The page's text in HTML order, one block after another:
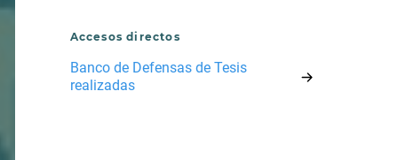
Accesos directos
Banco de Defensas de Tesis
realizadas